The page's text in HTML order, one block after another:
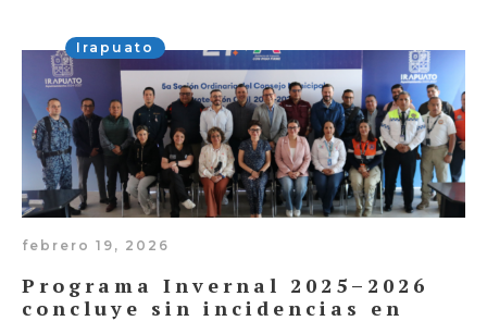
Irapuato
febrero 19, 2026
Programa Invernal 2025–2026
concluye sin incidencias en